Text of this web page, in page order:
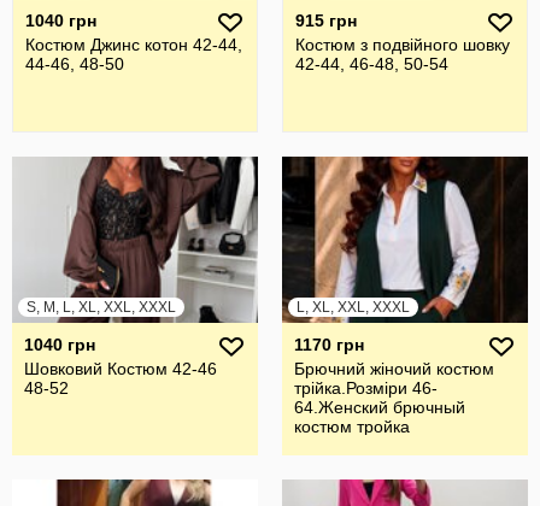
1040 грн
Костюм Джинс котон 42-44,
44-46, 48-50
915 грн
Костюм з подвійного шовку
42-44, 46-48, 50-54
S, M, L, XL, XXL, XXXL
1040 грн
Шовковий Костюм 42-46
48-52
L, XL, XXL, XXXL
1170 грн
Брючний жiночий костюм
трiйка.Розмiри 46-
64.Женский брючный
костюм тройка